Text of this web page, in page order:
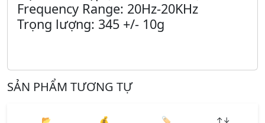
Frequency Range: 20Hz-20KHz
Trọng lượng: 345 +/- 10g
SẢN PHẨM TƯƠNG TỰ
📂 💰 🏷️ ↑↓